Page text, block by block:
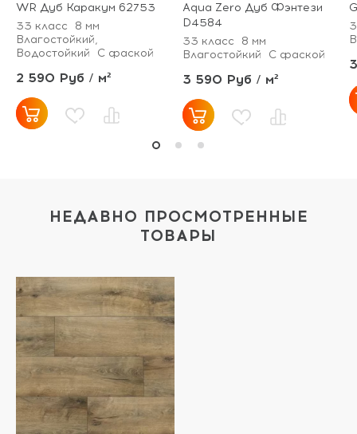
WR Дуб Каракум 62753
33 класс
8 мм
Влагостойкий,
Водостойкий
С фаской
2 590 Руб / м²
Aqua Zero Дуб Фэнтези
D4584
33 класс
8 мм
Влагостойкий
С фаской
3 590 Руб / м²
НЕДАВНО ПРОСМОТРЕННЫЕ
ТОВАРЫ